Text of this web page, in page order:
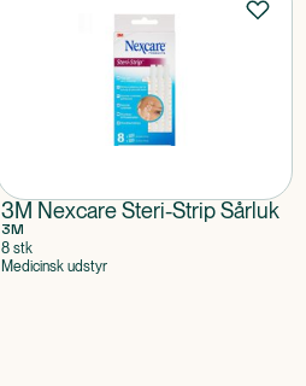
3M Nexcare Steri-Strip Sårluk
3M
8 stk
Medicinsk udstyr